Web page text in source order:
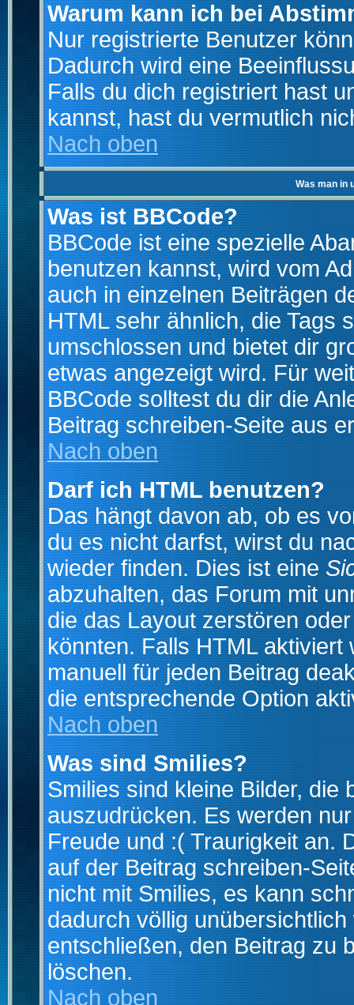
Warum kann ich bei
Nur registrierte Benutzer
Dadurch wird eine
Falls du dich registriert hast
kannst, hast du vermutlich
Nach oben
Was man in
Was ist BBCode?
BBCode ist eine spezielle
benutzen kannst, wird vom
auch in einzelnen Beiträgen
HTML sehr ähnlich, die Tags
umschlossen und bietet dir
etwas angezeigt wird. Für
BBCode solltest du dir die
Beitrag schreiben-Seite aus
Nach oben
Darf ich HTML benutzen?
Das hängt davon ab, ob es
du es nicht darfst, wirst du
wieder finden. Dies ist eine
abzuhalten, das Forum mit
die das Layout zerstören
könnten. Falls HTML
manuell für jeden Beitrag
die entsprechende Option
Nach oben
Was sind Smilies?
Smilies sind kleine Bilder, die
auszudrücken. Es werden
Freude und :( Traurigkeit an.
auf der Beitrag schreiben-
nicht mit Smilies, es kann
dadurch völlig
entschließen, den Beitrag zu
löschen.
Nach oben